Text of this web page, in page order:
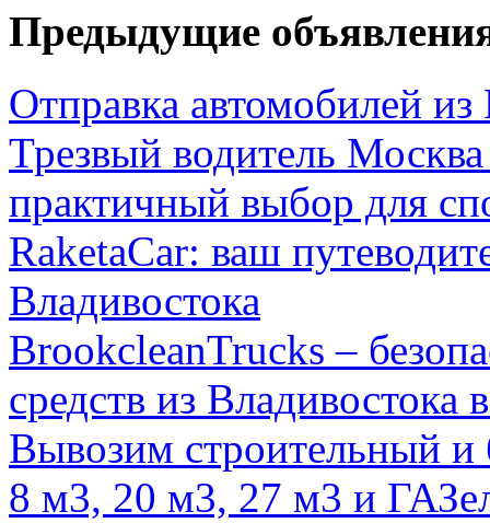
Предыдущие
Отправка автомобилей
Трезвый водитель
практичный выбор для
RaketaCar: ваш
Владивостока
BrookcleanTrucks –
средств из
Вывозим строительный
8 м3, 20 м3, 27 м3 и